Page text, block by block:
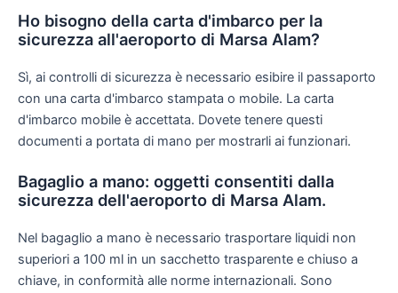
Ho bisogno della carta d'imbarco per la
sicurezza all'aeroporto di Marsa Alam?
Sì, ai controlli di sicurezza è necessario esibire il passaporto
con una carta d'imbarco stampata o mobile. La carta
d'imbarco mobile è accettata. Dovete tenere questi
documenti a portata di mano per mostrarli ai funzionari.
Bagaglio a mano: oggetti consentiti dalla
sicurezza dell'aeroporto di Marsa Alam.
Nel bagaglio a mano è necessario trasportare liquidi non
superiori a 100 ml in un sacchetto trasparente e chiuso a
chiave, in conformità alle norme internazionali. Sono